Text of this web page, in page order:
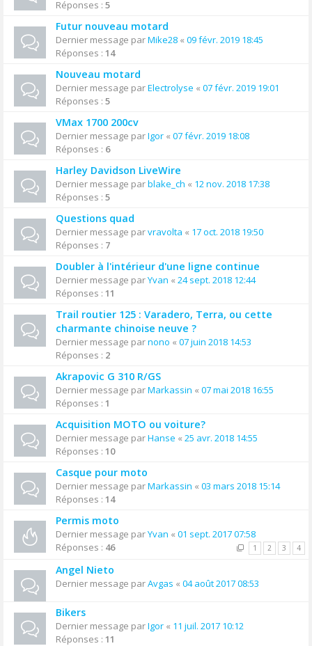
Réponses : 5
Futur nouveau motard
Dernier message parMike28 « 09 févr. 2019 18:45
Réponses : 14
Nouveau motard
Dernier message parElectrolyse « 07 févr. 2019 19:01
Réponses : 5
VMax 1700 200cv
Dernier message parIgor « 07 févr. 2019 18:08
Réponses : 6
Harley Davidson LiveWire
Dernier message parblake_ch « 12 nov. 2018 17:38
Réponses : 5
Questions quad
Dernier message parvravolta « 17 oct. 2018 19:50
Réponses : 7
Doubler à l'intérieur d'une ligne continue
Dernier message parYvan « 24 sept. 2018 12:44
Réponses : 11
Trail routier 125 : Varadero, Terra, ou cette
charmante chinoise neuve ?
Dernier message parnono « 07 juin 2018 14:53
Réponses : 2
Akrapovic G 310 R/GS
Dernier message parMarkassin « 07 mai 2018 16:55
Réponses : 1
Acquisition MOTO ou voiture?
Dernier message parHanse « 25 avr. 2018 14:55
Réponses : 10
Casque pour moto
Dernier message parMarkassin « 03 mars 2018 15:14
Réponses : 14
Permis moto
Dernier message parYvan « 01 sept. 2017 07:58
Réponses : 46 1 2 3 4
Angel Nieto
Dernier message parAvgas « 04 août 2017 08:53
Bikers
Dernier message parIgor « 11 juil. 2017 10:12
Réponses : 11